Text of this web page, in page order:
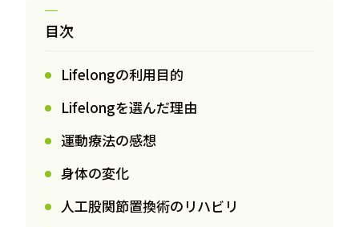
目次
Lifelongの利用目的
Lifelongを選んだ理由
運動療法の感想
身体の変化
人工股関節置換術のリハビリ